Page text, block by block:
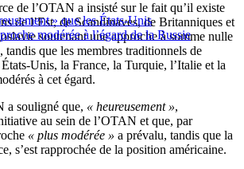
» que les États-Unis
modérée à l’égard de la Russie
de l’OTAN a insisté sur le fait qu’il existe
de l’Est, de Scandinaves, de Britanniques et
soutenant une approche à somme nulle
tandis que les membres traditionnels de
Unis, la France, la Turquie, l’Italie et la
à cet égard.
a souligné que, « heureusement »,
au sein de l’OTAN et que, par
« plus modérée » a prévalu, tandis que la
s’est rapprochée de la position américaine.